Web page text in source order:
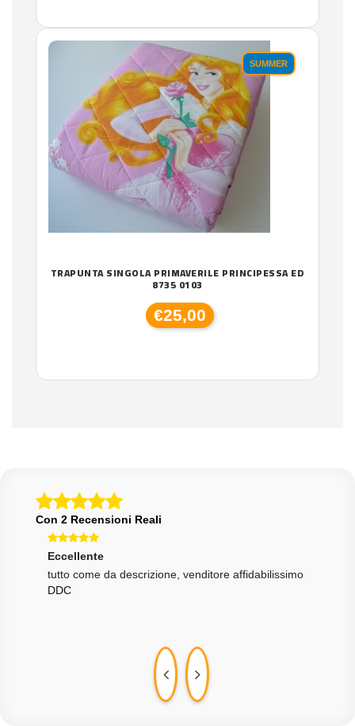
SUMMER
TRAPUNTA SINGOLA PRIMAVERILE PRINCIPESSA ED
8735 0103
€25,00
Con 2 Recensioni Reali
Eccellente
tutto come da descrizione, venditore affidabilissimo
DDC
Eccellente
Tutto perfetto!! Personale gentilissimo, spedizione
veloce e